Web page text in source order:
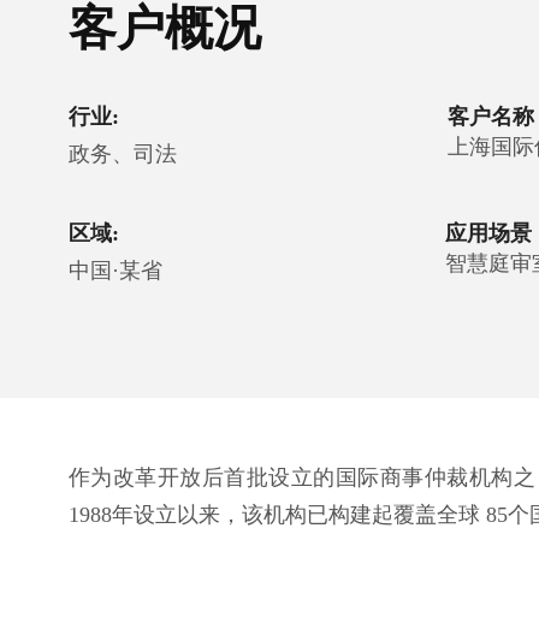
客户概况
行业:
政务、司法
区域:
中国·某省
客户名称
上海国
应用场景
智慧庭审
作为改革开放后首批设立的国际商事仲裁机构
1988年设立以来，该机构已构建起覆盖全球 85